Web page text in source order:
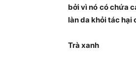
bởi vì nó có chứa
làn da khỏi tác hại
Trà xanh